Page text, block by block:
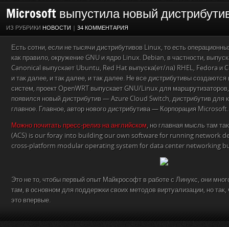
Microsoft выпустила новый
ИЗ РУБРИКИ НОВОСТИ | 34 КОММЕНТАРИЯ
Есть сотни, если не тысячи дистрибутивов Linux, то есть
как правило, окружение GNU и ядро Linux. Debian, в частности,
Canonical выпускает Ubuntu, Red Hat выпуска(ет/ла) RHEL, Fedora и
и так далее, и так далее, и так далее. Не все дистрибутивы
систем, проект OpenWRT выпускает GNU/Linux для
появился новый дистрибутив — Azure Cloud Switch, дистрибутив для
главное. Главное, автор нового дистрибутива — Корпорация Microsoft.
Можно почитать пресс-релиз на английском, но главная мысль там
(ACS) is our foray into building our own software for running network
cross-platform modular operating system for data center networking
Это не то, чтобы первый опыт Майкрософт в работе с Линукс, они
там, в основном для поддержки своих методов виртуализации, но
это впервые.